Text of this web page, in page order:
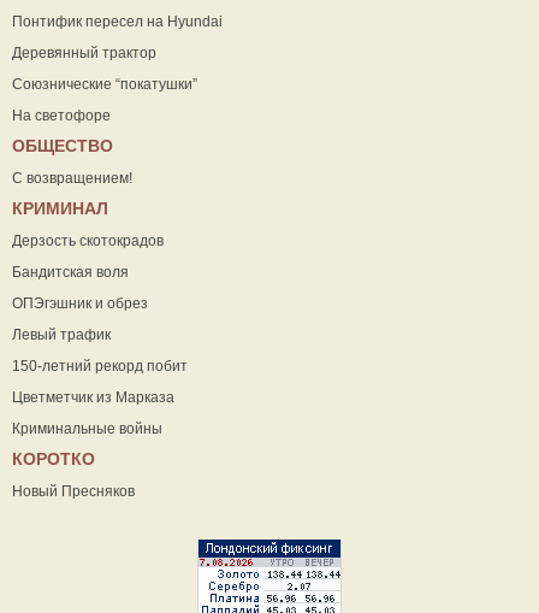
Понтифик пересел на Hyundai
Деревянный трактор
Союзнические “покатушки”
На светофоре
ОБЩЕСТВО
С возвращением!
КРИМИНАЛ
Дерзость скотокрадов
Бандитская воля
ОПЭгэшник и обрез
Левый трафик
150-летний рекорд побит
Цветметчик из Марказа
Криминальные войны
КОРОТКО
Новый Пресняков